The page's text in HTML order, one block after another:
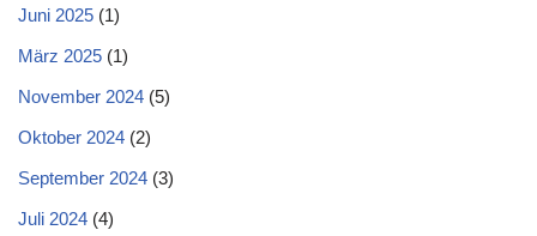
Juni 2025 (1)
März 2025 (1)
November 2024 (5)
Oktober 2024 (2)
September 2024 (3)
Juli 2024 (4)